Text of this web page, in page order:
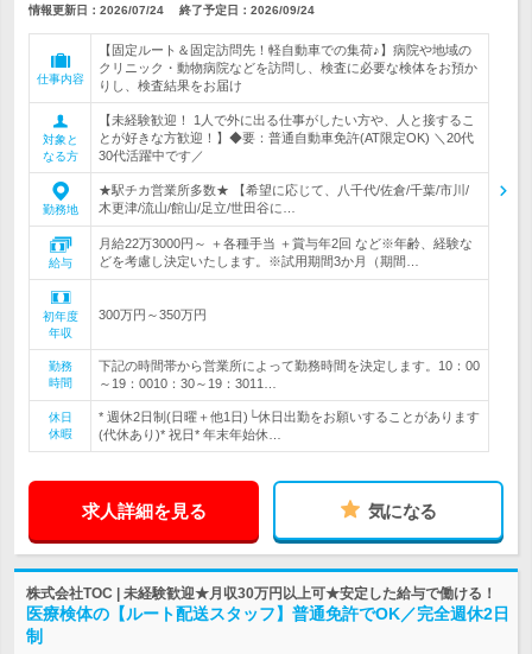
情報更新日：2026/07/24 終了予定日： 2026/09/24
仕事内容
【固定ルート＆固定訪問先！軽自動車での集荷♪】病院や地域の
クリニック・動物病院などを訪問し、検査に必要な検体をお預か
りし、検査結果をお届け
対象と
なる方
【未経験歓迎！ 1人で外に出る仕事がしたい方や、人と接するこ
とが好きな方歓迎！】◆要：普通自動車免許(AT限定OK) ＼20代
30代活躍中です／
勤務地
★駅チカ営業所多数★ 【希望に応じて、八千代/佐倉/千葉/市川/
木更津/流山/館山/足立/世田谷に…
給与
月給22万3000円～ ＋各種手当 ＋賞与年2回 など※年齢、経験な
どを考慮し決定いたします。※試用期間3か月（期間…
初年度
年収
300万円～350万円
勤務
時間
下記の時間帯から営業所によって勤務時間を決定します。10：00
～19：0010：30～19：3011…
休日
休暇
* 週休2日制(日曜＋他1日)└休日出勤をお願いすることがあります
(代休あり)* 祝日* 年末年始休…
求人詳細を見る 気になる
株式会社TOC | 未経験歓迎★月収30万円以上可★安定した給与で働ける！
医療検体の【ルート配送スタッフ】普通免許でOK／完全週休2日
制